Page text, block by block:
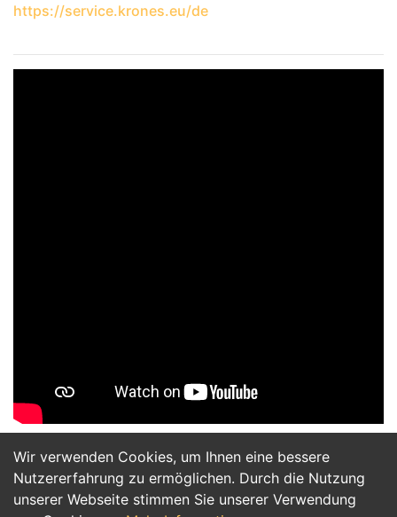
Wir verwenden Cookies, um Ihnen eine bessere
Nutzererfahrung zu ermöglichen. Durch die Nutzung
unserer Webseite stimmen Sie unserer Verwendung
https://service.krones.eu/de
Jetzt Bewerben